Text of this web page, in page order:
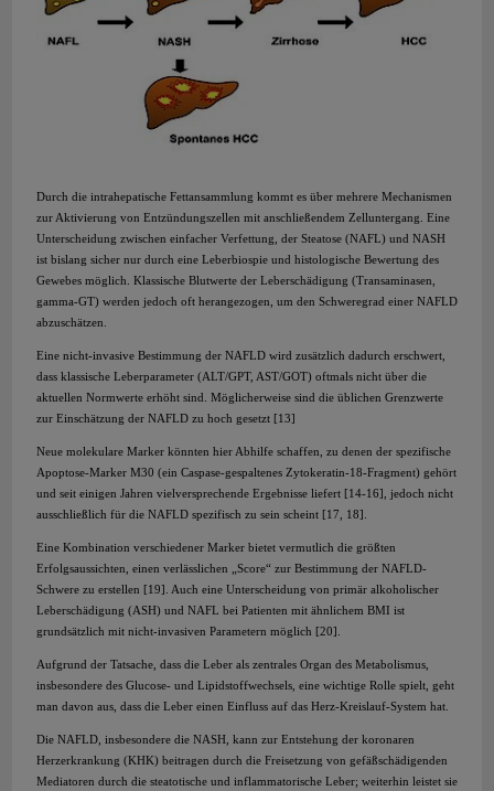
Durch die intrahepatische Fettansammlung kommt es über mehrere Mechanismen
zur Aktivierung von Entzündungszellen mit anschließendem Zelluntergang. Eine
Unterscheidung zwischen einfacher Verfettung, der Steatose (NAFL) und NASH
ist bislang sicher nur durch eine Leberbiospie und histologische Bewertung des
Gewebes möglich. Klassische Blutwerte der Leberschädigung (Transaminasen,
gamma-GT) werden jedoch oft herangezogen, um den Schweregrad einer NAFLD
abzuschätzen.
Eine nicht-invasive Bestimmung der NAFLD wird zusätzlich dadurch erschwert,
dass klassische Leberparameter (ALT/GPT, AST/GOT) oftmals nicht über die
aktuellen Normwerte erhöht sind. Möglicherweise sind die üblichen Grenzwerte
zur Einschätzung der NAFLD zu hoch gesetzt [13]
Neue molekulare Marker könnten hier Abhilfe schaffen, zu denen der spezifische
Apoptose-Marker M30 (ein Caspase-gespaltenes Zytokeratin-18-Fragment) gehört
und seit einigen Jahren vielversprechende Ergebnisse liefert [14-16], jedoch nicht
ausschließlich für die NAFLD spezifisch zu sein scheint [17, 18].
Eine Kombination verschiedener Marker bietet vermutlich die größten
Erfolgsaussichten, einen verlässlichen „Score“ zur Bestimmung der NAFLD-
Schwere zu erstellen [19]. Auch eine Unterscheidung von primär alkoholischer
Leberschädigung (ASH) und NAFL bei Patienten mit ähnlichem BMI ist
grundsätzlich mit nicht-invasiven Parametern möglich [20].
Aufgrund der Tatsache, dass die Leber als zentrales Organ des Metabolismus,
insbesondere des Glucose- und Lipidstoffwechsels, eine wichtige Rolle spielt, geht
man davon aus, dass die Leber einen Einfluss auf das Herz-Kreislauf-System hat.
Die NAFLD, insbesondere die NASH, kann zur Entstehung der koronaren
Herzerkrankung (KHK) beitragen durch die Freisetzung von gefäßschädigenden
Mediatoren durch die steatotische und inflammatorische Leber; weiterhin leistet sie